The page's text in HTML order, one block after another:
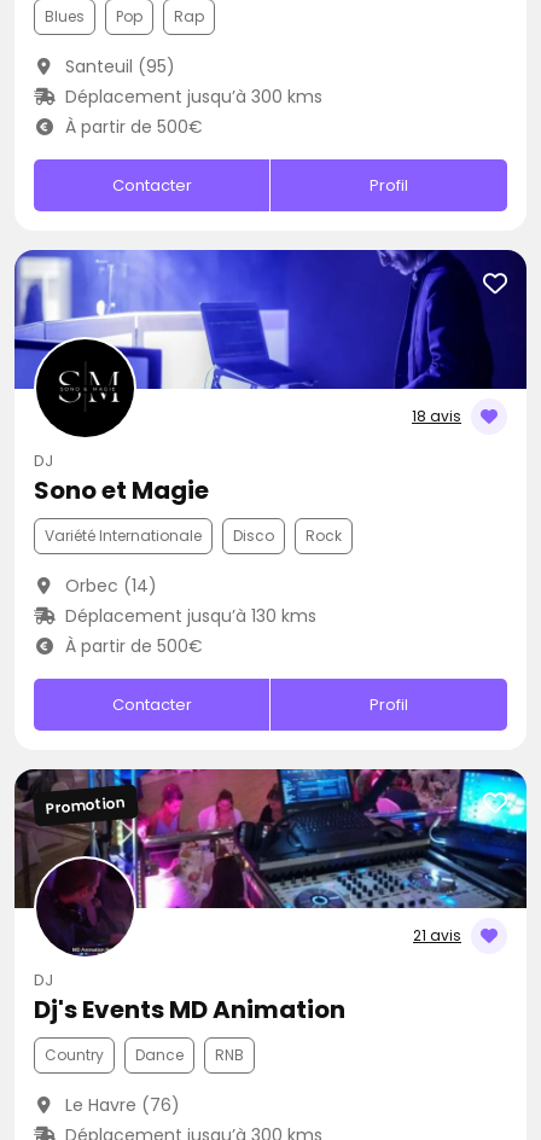
Blues Pop Rap
Santeuil (95)
Déplacement jusqu’à 300 kms
À partir de 500€
Contacter Profil
18 avis
DJ
Sono et Magie
Variété Internationale Disco Rock
Orbec (14)
Déplacement jusqu’à 130 kms
À partir de 500€
Contacter Profil
21 avis
Promotion
DJ
Dj's Events MD Animation
Country Dance RNB
Le Havre (76)
Déplacement jusqu’à 300 kms